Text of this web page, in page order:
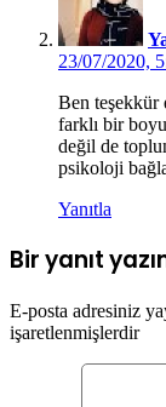
23/07/2020,
Ben teşekkür
farklı bir
değil de
psikoloji
Yanıtla
Bir yanıt
E-posta adresiniz
işaretlenmişlerdir